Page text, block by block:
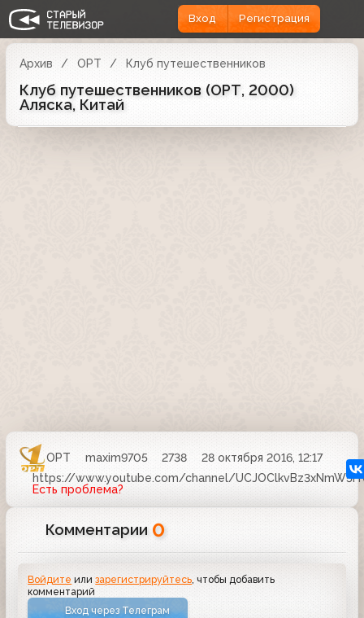
Вход Регистрация
Архив ОРТ Клуб путешественников
Клуб путешественников (ОРТ, 2000)
Аляска, Китай
ОРТ maxim9705 2738
28 октября 2016, 12:17
https://www.youtube.com/channel/
Есть проблема?
Комментарии 0
Войдите илизарегистрируйтесь , чтобы добавить
комментарий
Вход через Телеграм